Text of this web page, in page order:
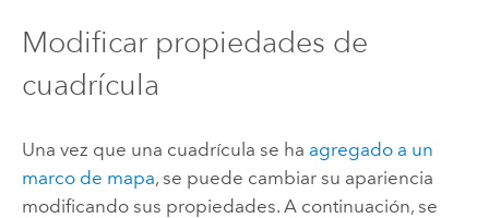
Modificar propiedades de
cuadrícula
Una vez que una cuadrícula se ha agregado a un
marco de mapa, se puede cambiar su apariencia
modificando sus propiedades. A continuación, se